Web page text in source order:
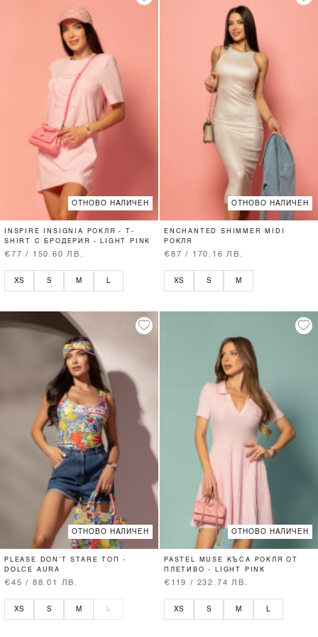
ОТНОВО НАЛИЧЕН
INSPIRE INSIGNIA РОКЛЯ - T-
SHIRT С БРОДЕРИЯ - LIGHT PINK
€77 / 150.60 ЛВ.
XS S M
ОТНОВО НАЛИЧЕН
ENCHANTED SHIMMER MIDI
РОКЛЯ
€87 / 170.16 ЛВ.
XS S M
ОТНОВО НАЛИЧЕН
PLEASE DON’T STARE ТОП -
DOLCE AURA
€45 / 88.01 ЛВ.
XS S M L
ОТНОВО НАЛИЧЕН
PASTEL MUSE КЪСА РОКЛЯ ОТ
ПЛЕТИВО - LIGHT PINK
€119 / 232.74 ЛВ.
XS S M L